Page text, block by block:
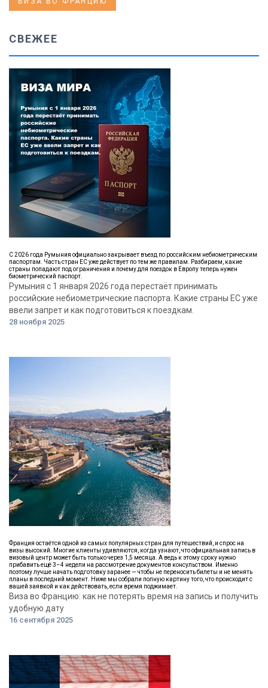
СВЕЖЕЕ
С 2026 года Румыния официально закрывает въезд по российским небиометрическим
паспортам. Часть стран ЕС уже действует по тем же правилам. Разбираем, какие
страны попадают под ограничения и почему для поездок в Европу теперь нужен
биометрический паспорт.
Румыния с 1 января 2026 года перестаёт принимать
российские небиометрические паспорта. Какие страны ЕС уже
ввели запрет и как подготовиться к поездкам.
28 ноября 2025
Франция остаётся одной из самых популярных стран для путешествий, и спрос на
визы высокий. Многие клиенты удивляются, когда узнают, что официальная запись в
визовый центр может быть только через 1,5 месяца. А ведь к этому сроку нужно
прибавить ещё 3–4 недели на рассмотрение документов консульством. Именно
поэтому лучше начать подготовку заранее — чтобы не переносить билеты и не менять
планы в последний момент. Ниже мы собрали полную картину того, что происходит с
вашей заявкой и как действовать, если время поджимает.
Виза во Францию: как не потерять время на запись и получить
удобную дату
16 сентября 2025